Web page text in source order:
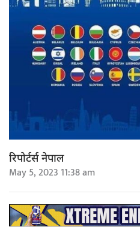
रिपोर्टर्स नेपाल
May 5, 2023 11:38 am